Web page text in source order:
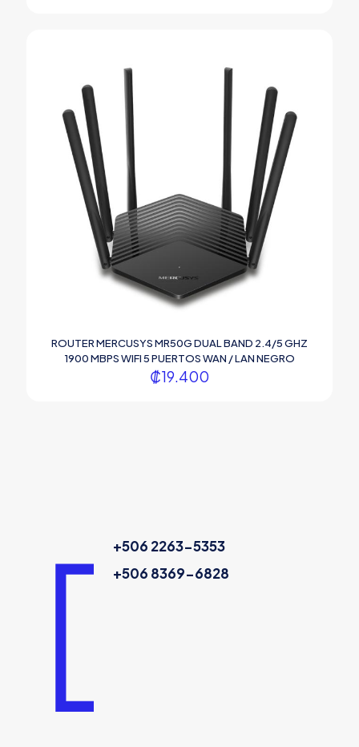
ROUTER MERCUSYS MR50G DUAL BAND 2.4/5 GHZ
1900 MBPS WIFI 5 PUERTOS WAN / LAN NEGRO
₡19.400
+506 2263-5353
+506 8369-6828